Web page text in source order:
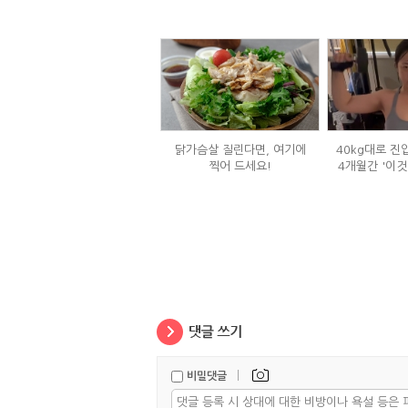
닭가슴살 질린다면, 여기에
찍어 드세요!
40kg대로 진
4개월간 '이
비밀댓글 |